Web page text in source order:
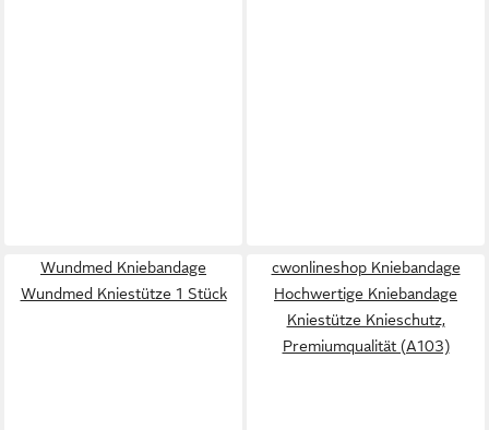
Wundmed Kniebandage
Wundmed Kniestütze 1 Stück
cwonlineshop Kniebandage
Hochwertige Kniebandage
Kniestütze Knieschutz,
Premiumqualität (A103)